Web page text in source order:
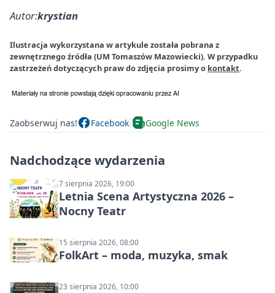
Autor:krystian
Ilustracja wykorzystana w artykule została pobrana z
zewnętrznego źródła (UM Tomaszów Mazowiecki). W przypadku
zastrzeżeń dotyczących praw do zdjęcia prosimy o kontakt.
Zaobserwuj nas! Facebook Google News
Nadchodzące wydarzenia
7 sierpnia 2026, 19:00
Letnia Scena Artystyczna 2026 –
Nocny Teatr
15 sierpnia 2026, 08:00
FolkArt – moda, muzyka, smak
23 sierpnia 2026, 10:00